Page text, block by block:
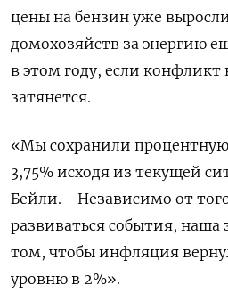
цены на бензин уже
домохозяйств за энергию
в этом году, если
затянется.
«Мы сохранили процентную
3,75% ⁠исходя из текущей
Бейли. - Независимо от
развиваться ‌события, наша
том, ‌чтобы инфляция
уровню в 2%».